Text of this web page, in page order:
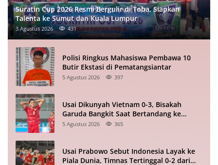
Suratin Cup 2026 Resmi Bergulir di Toba, Siapkan
Talenta ke Sumut dan Kuala Lumpur
3 Agustus 2026 431
Polisi Ringkus Mahasiswa Pembawa 10
Butir Ekstasi di Pematangsiantar
5 Agustus 2026 397
Usai Dikunyah Vietnam 0-3, Bisakah
Garuda Bangkit Saat Bertandang ke
Singapura?
5 Agustus 2026 365
Usai Prabowo Sebut Indonesia Layak ke
Piala Dunia, Timnas Tertinggal 0-2 dari